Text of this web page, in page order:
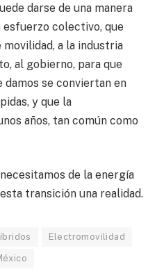
darse de una manera
esfuerzo colectivo, que
a la industria
al gobierno, para que
se conviertan en
y que la
años, tan común como
de la energía
transición una realidad.
Electromovilidad